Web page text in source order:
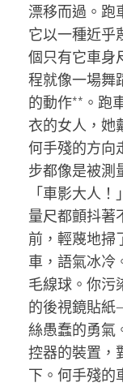
漂移而過。跑
它以一種近乎
個只有它車身
程就像一場舞
的動作**。跑
衣的女人，她
何手殘的方向
步都像是被測
「車影大人
量尺都顫抖著
前，輕蔑地掃
車，語氣冰冷
毛線球。你污
的後視鏡貼
絲愚蠢的勇氣
控器的裝置，
下。何手殘的